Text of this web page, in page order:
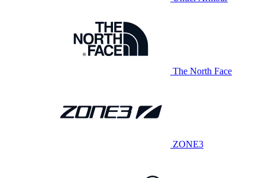
The North Face
ZONE3